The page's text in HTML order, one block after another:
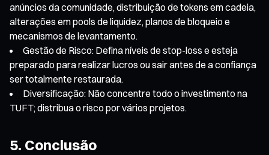
anúncios da comunidade, distribuição de tokens em cadeia,
alterações em pools de liquidez, planos de bloqueio e
mecanismos de levantamento.
Gestão de Risco: Defina níveis de stop-loss e esteja
preparado para realizar lucros ou sair antes de a confiança
ser totalmente restaurada.
Diversificação: Não concentre todo o investimento na
TUFT; distribua o risco por vários projetos.
5. Conclusão